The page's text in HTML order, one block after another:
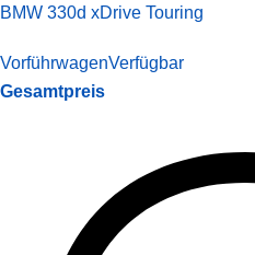
BMW 330d xDrive Touring
VorführwagenVerfügbar
Gesamtpreis